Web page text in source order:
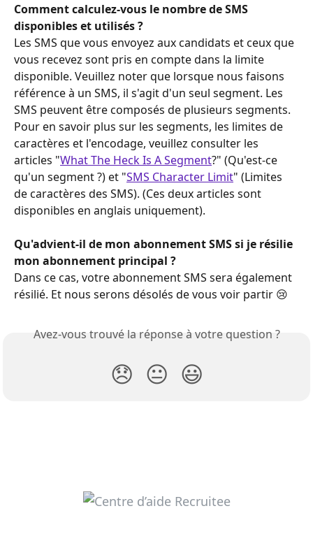
Comment calculez-vous le nombre de SMS
disponibles et utilisés ?
Les SMS que vous envoyez aux candidats et ceux que
vous recevez sont pris en compte dans la limite
disponible. Veuillez noter que lorsque nous faisons
référence à un SMS, il s'agit d'un seul segment. Les
SMS peuvent être composés de plusieurs segments.
Pour en savoir plus sur les segments, les limites de
caractères et l'encodage, veuillez consulter les
articles "What The Heck Is A Segment?" (Qu'est-ce
qu'un segment ?) et "SMS Character Limit" (Limites
de caractères des SMS). (Ces deux articles sont
disponibles en anglais uniquement).
Qu'advient-il de mon abonnement SMS si je résilie
mon abonnement principal ?
Dans ce cas, votre abonnement SMS sera également
résilié. Et nous serons désolés de vous voir partir 😢
Avez-vous trouvé la réponse à votre question ?
😞 😐 😃